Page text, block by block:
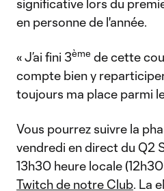
significative lors du
en personne de l'année.
« J’ai fini 3ème de cette
compte bien y
toujours ma place parmi
Vous pourrez suivre la
vendredi en direct du Q2
13h30 heure locale
Twitch de notre Club. La